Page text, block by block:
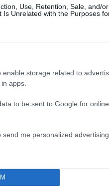
Use, Retention, Sale, and/
Is Unrelated with the Purposes
enable storage related to
apps.
to be sent to Google for
me personalized advertising.